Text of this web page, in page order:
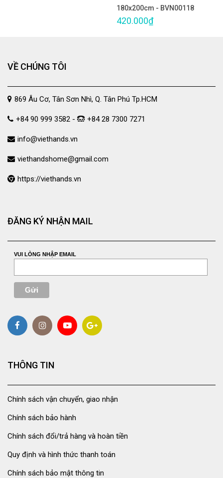
180x200cm - BVN00118
420.000₫
VỀ CHÚNG TÔI
869 Âu Cơ, Tân Sơn Nhì, Q. Tân Phú Tp.HCM
+84 90 999 3582 - +84 28 7300 7271
info@viethands.vn
viethandshome@gmail.com
https://viethands.vn
ĐĂNG KÝ NHẬN MAIL
VUI LÒNG NHẬP EMAIL
THÔNG TIN
Chính sách vận chuyển, giao nhận
Chính sách bảo hành
Chính sách đổi/trả hàng và hoàn tiền
Quy định và hình thức thanh toán
Chính sách bảo mật thông tin